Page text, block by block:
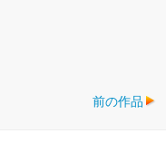
前の作品